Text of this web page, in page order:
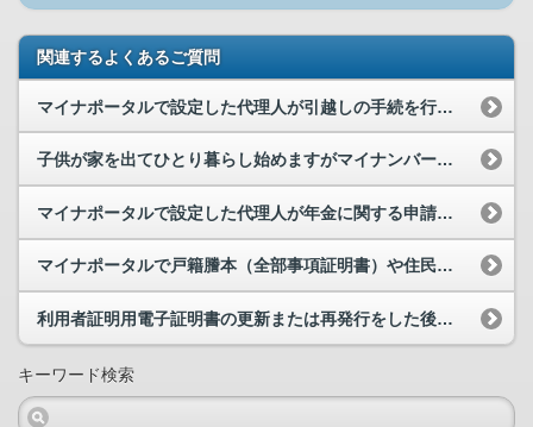
関連するよくあるご質問
マイナポータルで設定した代理人が引越しの手続を行うことはできますか。
子供が家を出てひとり暮らし始めますがマイナンバーカードを持っていません。親のマイナンバーカード...
マイナポータルで設定した代理人が年金に関する申請を行うことはできますか。
マイナポータルで戸籍謄本（全部事項証明書）や住民票を取得できますか。
利用者証明用電子証明書の更新または再発行をした後に、マイナポータルへログインしようとすると「本...
キーワード検索